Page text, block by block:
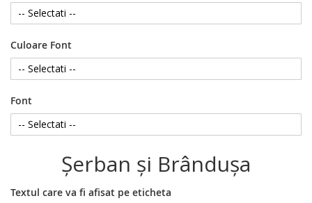
Culoare Font
Font
Şerban şi Brânduşa
Textul care va fi afisat pe eticheta